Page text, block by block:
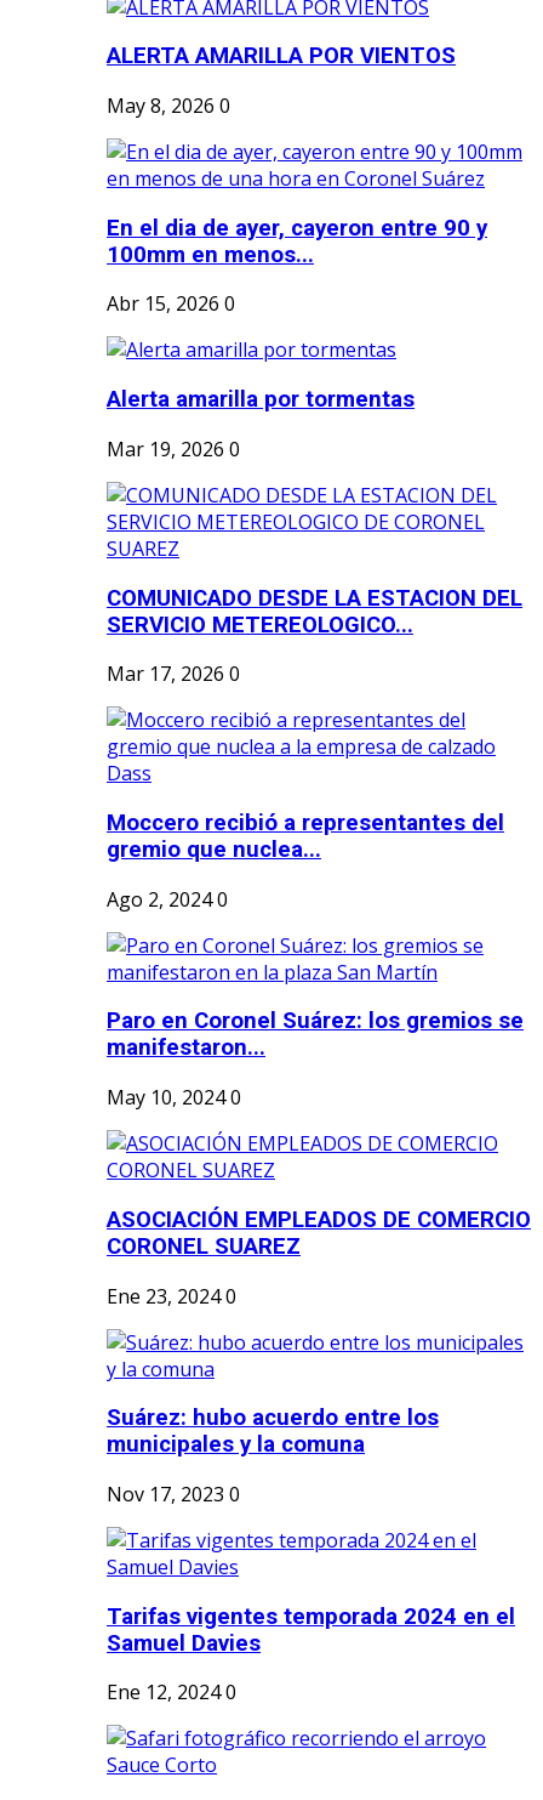
ALERTA AMARILLA POR VIENTOS
May 8, 2026 0
En el dia de ayer, cayeron entre 90 y
100mm en menos...
Abr 15, 2026 0
Alerta amarilla por tormentas
Mar 19, 2026 0
COMUNICADO DESDE LA ESTACION DEL
SERVICIO METEREOLOGICO...
Mar 17, 2026 0
Moccero recibió a representantes del
gremio que nuclea...
Ago 2, 20240
Paro en Coronel Suárez: los gremios se
manifestaron...
May 10, 20240
ASOCIACIÓN EMPLEADOS DE COMERCIO
CORONEL SUAREZ
Ene 23, 20240
Suárez: hubo acuerdo entre los
municipales y la comuna
Nov 17, 2023 0
Tarifas vigentes temporada 2024 en el
Samuel Davies
Ene 12, 20240